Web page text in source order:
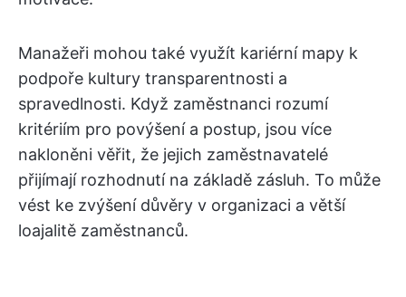
Manažeři mohou také využít kariérní mapy k
podpoře kultury transparentnosti a
spravedlnosti. Když zaměstnanci rozumí
kritériím pro povýšení a postup, jsou více
nakloněni věřit, že jejich zaměstnavatelé
přijímají rozhodnutí na základě zásluh. To může
vést ke zvýšení důvěry v organizaci a větší
loajalitě zaměstnanců.